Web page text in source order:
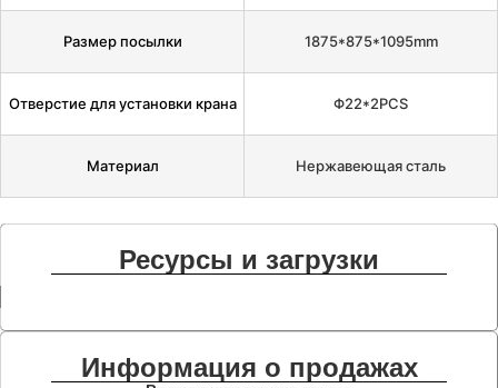
Размер посылки 1875*875*1095mm
Отверстие для установки крана Φ22*2PCS
Материал Нержавеющая сталь
Ресурсы и загрузки
Информация о продажах